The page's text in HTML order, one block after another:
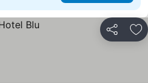
Compartir